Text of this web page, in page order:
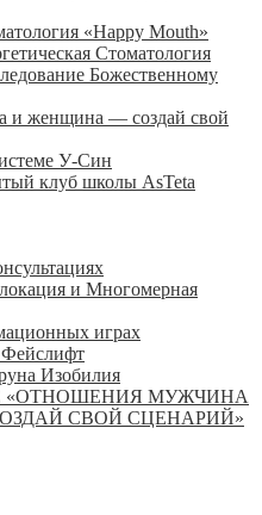
«Happy Mouth»
Cтоматология
Божественному
и женщина — создай свой
У-Син
клуб школы AsTeta
и Многомерная
играх
Изобилия
«ОТНОШЕНИЯ МУЖЧИНА
СВОЙ СЦЕНАРИЙ»